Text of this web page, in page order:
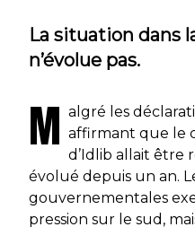
La situation dans
n’évolue pas.
M algré les
affirmant que le
d’Idlib allait être
évolué depuis un an.
gouvernementales
pression sur le sud,